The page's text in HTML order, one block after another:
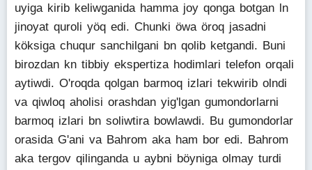
uyiga kirib keliwganida hamma joy qonga botgan ln
jinoyat quroli yöq edi. Chunki öwa öroq jasadni
köksiga chuqur sanchilgani bn qolib ketgandi. Buni
birozdan kn tibbiy ekspertiza hodimlari telefon orqali
aytiwdi. O'roqda qolgan barmoq izlari tekwirib olndi
va qiwloq aholisi orashdan yig'lgan gumondorlarni
barmoq izlari bn soliwtira bowlawdi. Bu gumondorlar
orasida G'ani va Bahrom aka ham bor edi. Bahrom
aka tergov qilinganda u aybni böyniga olmay turdi